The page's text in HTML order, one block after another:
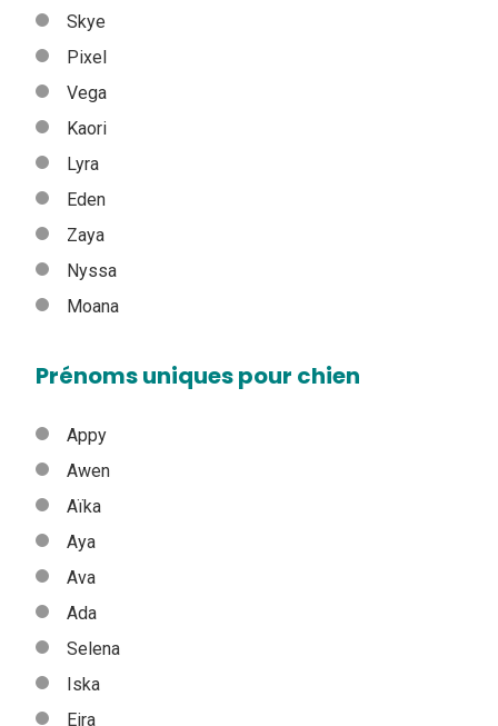
Skye
Pixel
Vega
Kaori
Lyra
Eden
Zaya
Nyssa
Moana
Prénoms uniques pour chien
Appy
Awen
Aïka
Aya
Ava
Ada
Selena
Iska
Eira